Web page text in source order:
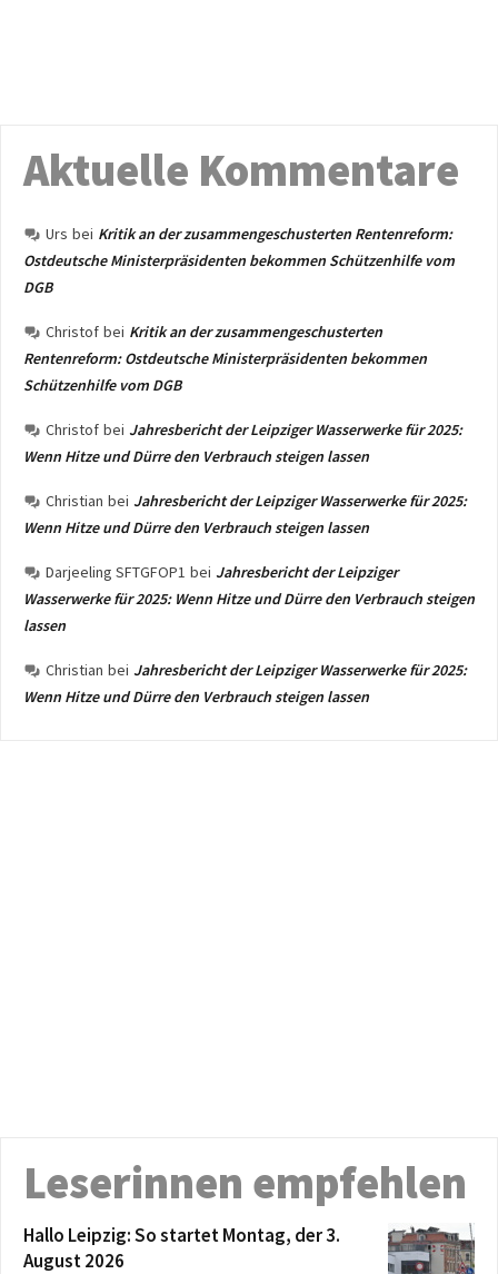
Aktuelle Kommentare
Urs bei Kritik an der zusammengeschusterten Rentenreform:
Ostdeutsche Ministerpräsidenten bekommen Schützenhilfe vom
DGB
Christof bei Kritik an der zusammengeschusterten
Rentenreform: Ostdeutsche Ministerpräsidenten bekommen
Schützenhilfe vom DGB
Christof bei Jahresbericht der Leipziger Wasserwerke für 2025:
Wenn Hitze und Dürre den Verbrauch steigen lassen
Christian bei Jahresbericht der Leipziger Wasserwerke für 2025:
Wenn Hitze und Dürre den Verbrauch steigen lassen
Darjeeling SFTGFOP1 bei Jahresbericht der Leipziger
Wasserwerke für 2025: Wenn Hitze und Dürre den Verbrauch steigen
lassen
Christian bei Jahresbericht der Leipziger Wasserwerke für 2025:
Wenn Hitze und Dürre den Verbrauch steigen lassen
Leserinnen empfehlen
Hallo Leipzig: So startet Montag, der 3.
August 2026